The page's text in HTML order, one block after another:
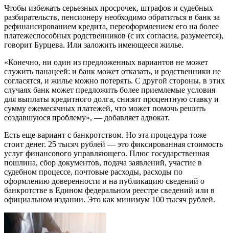
Чтобы избежать серьезных просрочек, штрафов и судебных
разбирательств, пенсионеру необходимо обратиться в банк за
рефинансированием кредита, переоформлением его на более
платежеспособных родственников (с их согласия, разумеется),
говорит Бурцева. Или заложить имеющееся жилье.
«Конечно, ни один из предложенных вариантов не может
служить панацеей: и банк может отказать, и родственники не
согласятся, и жилье можно потерять. С другой стороны, в этих
случаях банк может предложить более приемлемые условия
для выплаты кредитного долга, снизит процентную ставку и
сумму ежемесячных платежей, что может помочь решить
создавшуюся проблему», — добавляет адвокат.
Есть еще вариант с банкротством. Но эта процедура тоже
стоит денег. 25 тысяч рублей — это фиксированная стоимость
услуг финансового управляющего. Плюс государственная
пошлина, сбор документов, подача заявлений, участие в
судебном процессе, почтовые расходы, расходы по
оформлению доверенности и на публикацию сведений о
банкротстве в Едином федеральном реестре сведений или в
официальном издании. Это как минимум 100 тысяч рублей.